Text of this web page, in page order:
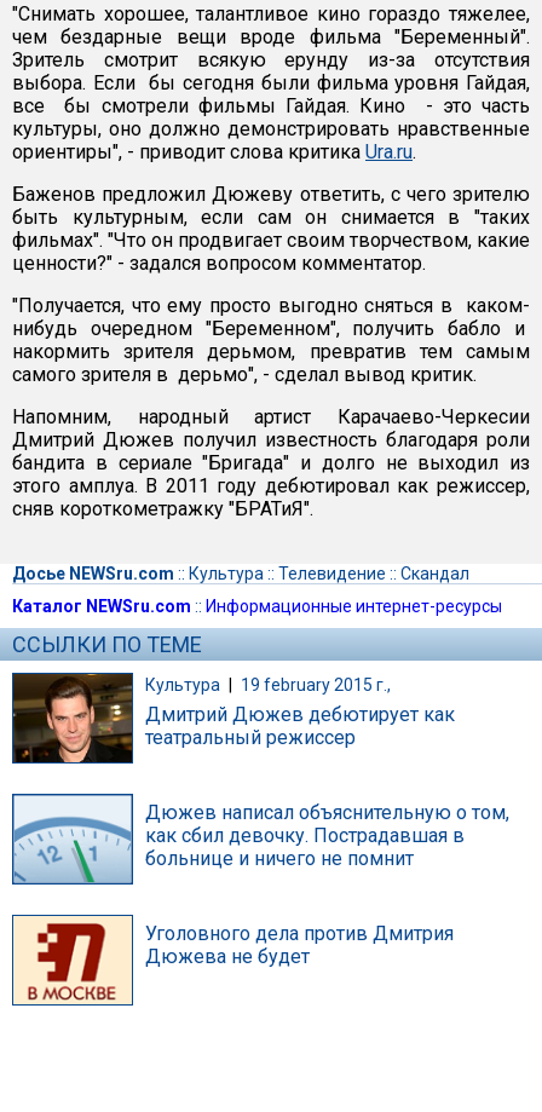
"Снимать хорошее, талантливое кино гораздо тяжелее,
чем бездарные вещи вроде фильма "Беременный".
Зритель смотрит всякую ерунду из-за отсутствия
выбора. Если бы сегодня были фильма уровня Гайдая,
все бы смотрели фильмы Гайдая. Кино - это часть
культуры, оно должно демонстрировать нравственные
ориентиры", - приводит слова критика Ura.ru.
Баженов предложил Дюжеву ответить, с чего зрителю
быть культурным, если сам он снимается в "таких
фильмах". "Что он продвигает своим творчеством, какие
ценности?" - задался вопросом комментатор.
"Получается, что ему просто выгодно сняться в каком-
нибудь очередном "Беременном", получить бабло и
накормить зрителя дерьмом, превратив тем самым
самого зрителя в дерьмо", - сделал вывод критик.
Напомним, народный артист Карачаево-Черкесии
Дмитрий Дюжев получил известность благодаря роли
бандита в сериале "Бригада" и долго не выходил из
этого амплуа. В 2011 году дебютировал как режиссер,
сняв короткометражку "БРАТиЯ".
Досье NEWSru.com :: Культура :: Телевидение :: Скандал
Каталог NEWSru.com :: Информационные интернет-ресурсы
ССЫЛКИ ПО ТЕМЕ
Культура | 19 february 2015 г.,
Дмитрий Дюжев дебютирует как
театральный режиссер
Дюжев написал объяснительную о том,
как сбил девочку. Пострадавшая в
больнице и ничего не помнит
Уголовного дела против Дмитрия
Дюжева не будет